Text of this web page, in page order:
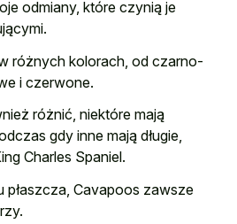
odmiany, które czynią je
różnych kolorach, od czarno-
i czerwone.
różnić, niektóre mają
gdy inne mają długie,
Charles Spaniel.
płaszcza, Cavapoos zawsze